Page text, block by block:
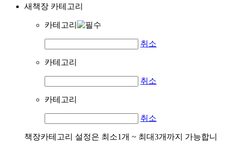
새책장 카테고리
카테고리
취소
카테고리
취소
카테고리
취소
책장카테고리 설정은 최소1개 ~ 최대3개까지 가능합니